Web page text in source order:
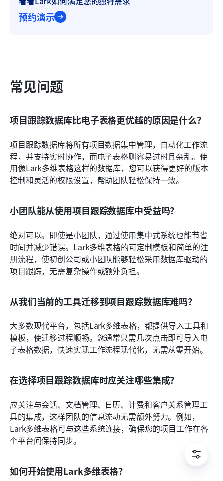
预约演示
常见问题
项目跟踪数据库比电子表格更优越的原因是什么？
项目跟踪数据库将所有项目数据集中管理，自动化工作流
程，并支持实时协作，而电子表格则容易过时且杂乱。使
用像Lark多维表格这样的数据库，您可以获得更好的版本
控制和灵活的权限设置，帮助团队轻松保持一致。
小团队能从使用项目跟踪数据库中受益吗？
绝对可以。即使是小团队，通过使用集中式系统也能节省
时间并减少错误。Lark多维表格的可定制模板和简单的注
册流程，使初创公司或小团队能够轻松采用数据库驱动的
项目跟踪，无需复杂操作或额外负担。
从我们当前的工具迁移到项目跟踪数据库难吗？
大多数现代平台，包括Lark多维表格，都提供导入工具和
模板，使迁移过程顺畅。您通常只需几次点击即可导入电
子表格数据，快速实现工作流程现代化，无需从零开始。
在选择项目跟踪数据库时应关注哪些集成？
应关注与会话、文档管理、日历、计费和客户关系管理工
具的集成，这样团队的信息流动无需额外努力。例如，
Lark多维表格可与这些系统连接，确保您的项目工作在各
个平台间保持同步。
如何开始使用Lark多维表格？